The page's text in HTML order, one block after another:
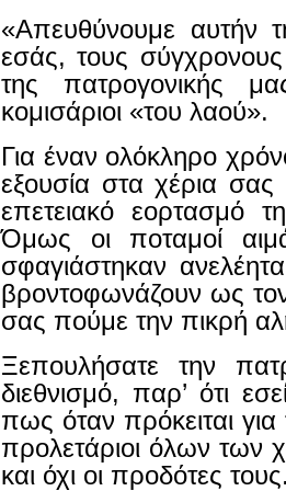
«Απευθύνουμε αυτήν
εσάς, τους
της πατρογονικής
κομισάριοι «του λαού».
Για έναν ολόκληρο
εξουσία στα χέρια σας
επετειακό εορτασμό
Όμως οι ποταμοί
σφαγιάστηκαν
βροντοφωνάζουν ως
σας πούμε την πικρή
Ξεπουλήσατε την
διεθνισμό, παρ’ ότι
πως όταν πρόκειται
προλετάριοι όλων των
και όχι οι προδότες